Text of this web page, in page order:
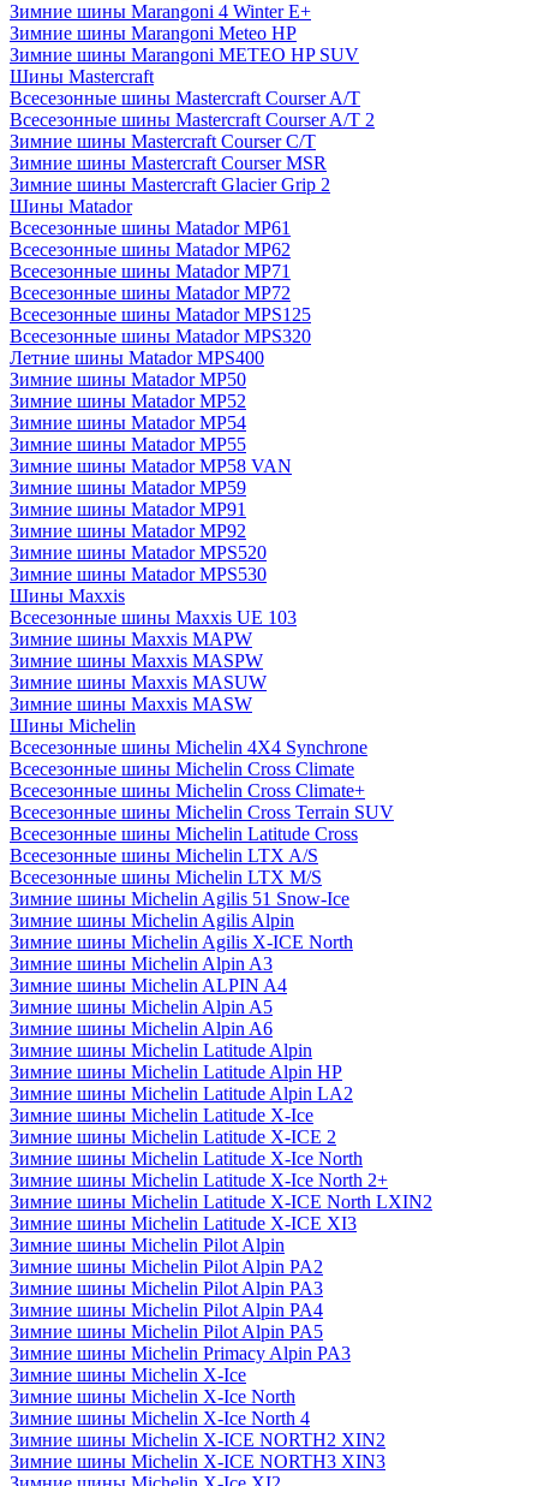
Зимние шины Marangoni 4 Winter E+
Зимние шины Marangoni Meteo HP
Зимние шины Marangoni METEO HP SUV
Шины Mastercraft
Всесезонные шины Mastercraft Courser A/T
Всесезонные шины Mastercraft Courser A/T 2
Зимние шины Mastercraft Courser C/T
Зимние шины Mastercraft Courser MSR
Зимние шины Mastercraft Glacier Grip 2
Шины Matador
Всесезонные шины Matador MP61
Всесезонные шины Matador MP62
Всесезонные шины Matador MP71
Всесезонные шины Matador MP72
Всесезонные шины Matador MPS125
Всесезонные шины Matador MPS320
Летние шины Matador MPS400
Зимние шины Matador MP50
Зимние шины Matador MP52
Зимние шины Matador MP54
Зимние шины Matador MP55
Зимние шины Matador MP58 VAN
Зимние шины Matador MP59
Зимние шины Matador MP91
Зимние шины Matador MP92
Зимние шины Matador MPS520
Зимние шины Matador MPS530
Шины Maxxis
Всесезонные шины Maxxis UE 103
Зимние шины Maxxis MAPW
Зимние шины Maxxis MASPW
Зимние шины Maxxis MASUW
Зимние шины Maxxis MASW
Шины Michelin
Всесезонные шины Michelin 4X4 Synchrone
Всесезонные шины Michelin Cross Climate
Всесезонные шины Michelin Cross Climate+
Всесезонные шины Michelin Cross Terrain SUV
Всесезонные шины Michelin Latitude Cross
Всесезонные шины Michelin LTX A/S
Всесезонные шины Michelin LTX M/S
Зимние шины Michelin Agilis 51 Snow-Ice
Зимние шины Michelin Agilis Alpin
Зимние шины Michelin Agilis X-ICE North
Зимние шины Michelin Alpin A3
Зимние шины Michelin ALPIN A4
Зимние шины Michelin Alpin A5
Зимние шины Michelin Alpin A6
Зимние шины Michelin Latitude Alpin
Зимние шины Michelin Latitude Alpin HP
Зимние шины Michelin Latitude Alpin LA2
Зимние шины Michelin Latitude X-Ice
Зимние шины Michelin Latitude X-ICE 2
Зимние шины Michelin Latitude X-Ice North
Зимние шины Michelin Latitude X-Ice North 2+
Зимние шины Michelin Latitude X-ICE North LXIN2
Зимние шины Michelin Latitude X-ICE XI3
Зимние шины Michelin Pilot Alpin
Зимние шины Michelin Pilot Alpin PA2
Зимние шины Michelin Pilot Alpin PA3
Зимние шины Michelin Pilot Alpin PA4
Зимние шины Michelin Pilot Alpin PA5
Зимние шины Michelin Primacy Alpin PA3
Зимние шины Michelin X-Ice
Зимние шины Michelin X-Ice North
Зимние шины Michelin X-Ice North 4
Зимние шины Michelin X-ICE NORTH2 XIN2
Зимние шины Michelin X-ICE NORTH3 XIN3